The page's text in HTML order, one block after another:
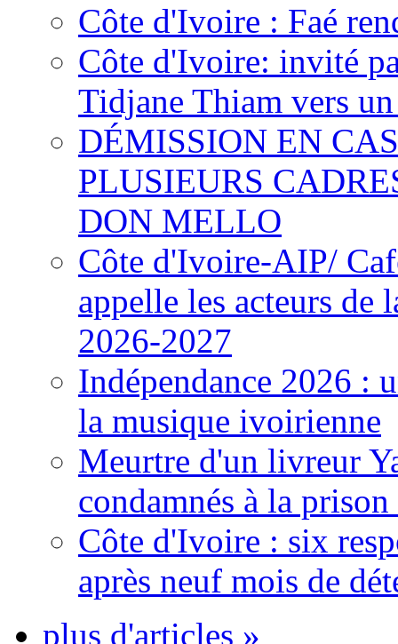
Côte d'Ivoire : Faé
Côte d'Ivoire: invité
Tidjane Thiam vers
DÉMISSION EN
PLUSIEURS
DON MELLO
Côte d'Ivoire-AIP/
appelle les acteurs de
2026-2027
Indépendance 2026 :
la musique ivoirienne
Meurtre d'un livreur
condamnés à la
Côte d'Ivoire : six
après neuf mois de
plus d'articles »